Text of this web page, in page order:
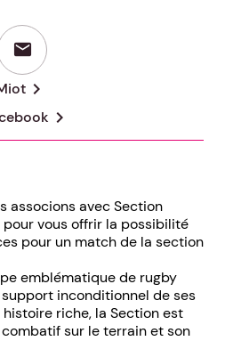
mail
chevron_right
chevron_right
associons avec Section
pour vous offrir la possibilité
pour un match de la section
emblématique de rugby
inconditionnel de ses
riche, la Section est
sur le terrain et son